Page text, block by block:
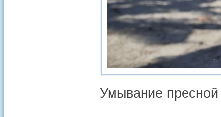
Умывание пресной